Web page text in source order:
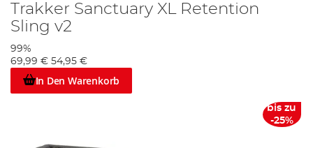
Trakker Sanctuary XL Retention
Sling v2
99%
69,99 € 54,95 €
In Den Warenkorb
bis zu
-25%